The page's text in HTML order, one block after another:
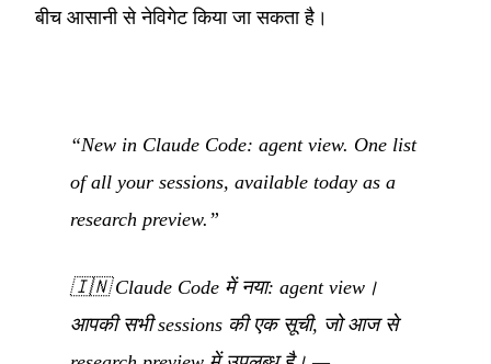
बीच आसानी से नेविगेट किया जा सकता है।
“New in Claude Code: agent view. One list
of all your sessions, available today as a
research preview.”
🇮🇳Claude Code में नया: agent view।
आपकी सभी sessions की एक सूची, जो आज से